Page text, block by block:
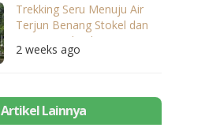
Trekking Seru Menuju Air
Terjun Benang Stokel dan
Benang Kelambu
2 weeks ago
Artikel Lainnya